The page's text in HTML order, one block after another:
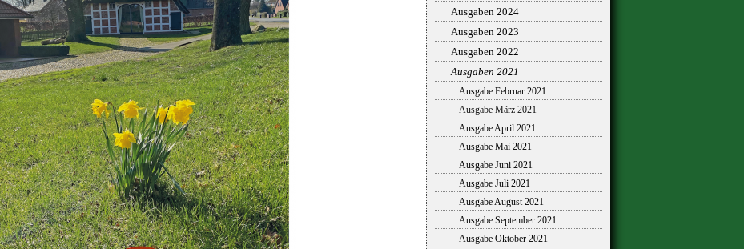
Ausgaben 2024
Ausgaben 2023
Ausgaben 2022
Ausgaben 2021
Ausgabe Februar 2021
Ausgabe März 2021
Ausgabe April 2021
Ausgabe Mai 2021
Ausgabe Juni 2021
Ausgabe Juli 2021
Ausgabe August 2021
Ausgabe September 2021
Ausgabe Oktober 2021